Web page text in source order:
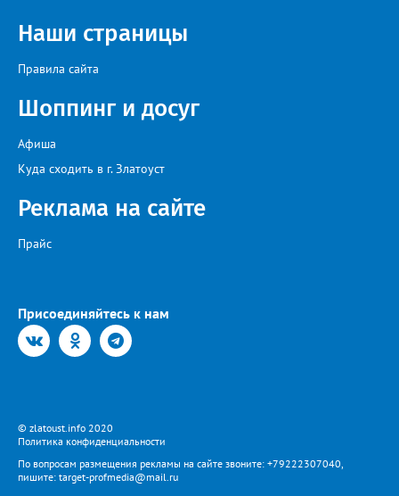
Наши страницы
Правила сайта
Шоппинг и досуг
Афиша
Куда сходить в г. Златоуст
Реклама на сайте
Прайс
Присоединяйтесь к нам
© zlatoust.info 2020
Политика конфиденциальности
По вопросам размещения рекламы на сайте звоните: +79222307040,
пишите: target-profmedia@mail.ru